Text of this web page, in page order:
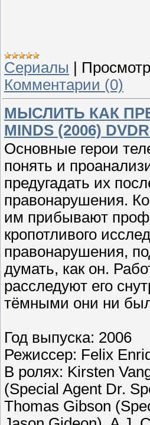
Сериалы
Комментарии (0)
МЫСЛИТЬ КАК
MINDS (2006)
Основные герои
понять и
предугадать их
правонарушения.
им прибывают
кропотливого
правонарушения,
думать, как он.
расследуют его
тёмными они ни
Год выпуска: 2006
Режиссер: Felix
В ролях: Kirsten
(Special Agent Dr.
Thomas Gibson